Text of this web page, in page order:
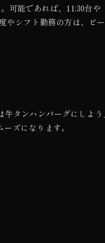
可能であれば、11:30台や
やシフト勤務の方は、ピー
牛タンハンバーグにしよ
ズになります。